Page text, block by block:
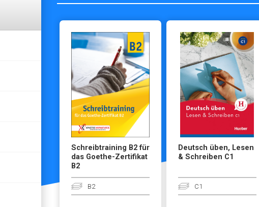
Schreibtraining B2 für
das Goethe-Zertifikat
B2
B2
Deutsch üben, Lesen
& Schreiben C1
C1